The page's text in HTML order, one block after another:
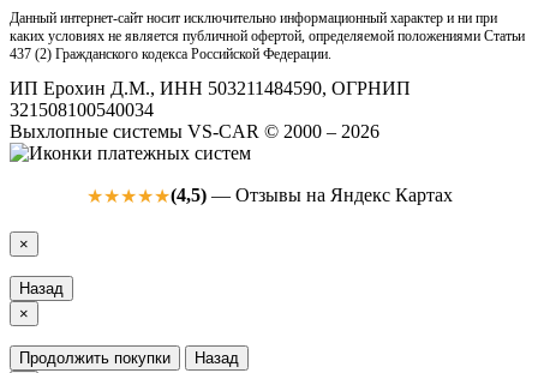
Данный интернет-сайт носит исключительно информационный характер и ни при
каких условиях не является публичной офертой, определяемой положениями Статьи
437 (2) Гражданского кодекса Российской Федерации.
ИП Ерохин Д.М., ИНН 503211484590, ОГРНИП
321508100540034
Выхлопные системы VS-CAR © 2000 – 2026
★★★★★(4,5)— Отзывы на Яндекс Картах
×
Назад
×
Продолжить покупки
Назад